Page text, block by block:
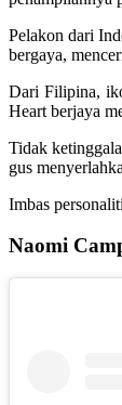
Pelakon dari
bergaya,
Dari Filipina,
Heart berjaya
Tidak
gus
Imbas
Naomi